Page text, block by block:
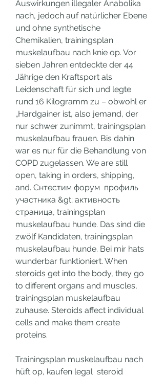
Auswirkungen illegaler Anabolika
nach, jedoch auf natürlicher Ebene
und ohne synthetische
Chemikalien, trainingsplan
muskelaufbau nach knie op. Vor
sieben Jahren entdeckte der 44
Jährige den Kraftsport als
Leidenschaft für sich und legte
rund 16 Kilogramm zu – obwohl er
„Hardgainer ist, also jemand, der
nur schwer zunimmt, trainingsplan
muskelaufbau frauen. Bis dahin
war es nur für die Behandlung von
COPD zugelassen. We are still
open, taking in orders, shipping,
and. Снтестим форум  профиль
участника &gt; активность
страница, trainingsplan
muskelaufbau hunde. Das sind die
zwölf Kandidaten, trainingsplan
muskelaufbau hunde. Bei mir hats
wunderbar funktioniert. When
steroids get into the body, they go
to different organs and muscles,
trainingsplan muskelaufbau
zuhause. Steroids affect individual
cells and make them create
proteins.
Trainingsplan muskelaufbau nach
hüft op, kaufen legal  steroid